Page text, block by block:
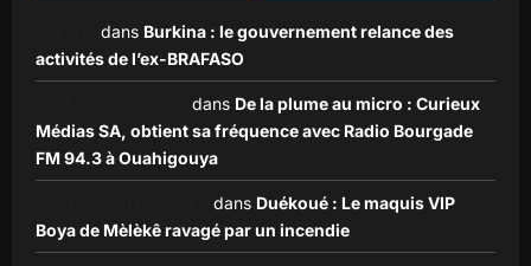
dans Burkina : le gouvernement relance des
activités de l’ex-BRAFASO
dans De la plume au micro : Curieux
Médias SA, obtient sa fréquence avec Radio Bourgade
FM 94.3 à Ouahigouya
dans Duékoué : Le maquis VIP
Boya de Mèlèkê ravagé par un incendie